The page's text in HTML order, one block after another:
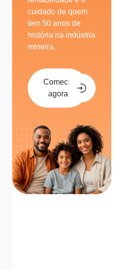
cuidado de quem
tem 50 anos de
história na indústria
mineira.
Comece
agora